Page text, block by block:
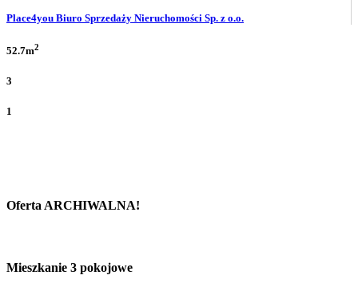
Place4you Biuro Sprzedaży Nieruchomości Sp. z o.o.
52.7m2
3
1
Oferta ARCHIWALNA!
Mieszkanie 3 pokojowe